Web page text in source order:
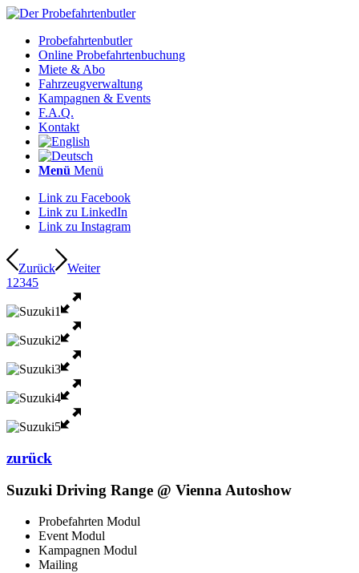
Probefahrtenbutler
Online Probefahrtenbuchung
Miete & Abo
Fahrzeugverwaltung
Kampagnen & Events
F.A.Q.
Kontakt
Menü Menü
Link zu Facebook
Link zu LinkedIn
Link zu Instagram
Zurück
Weiter
1 2345
zurück
Suzuki Driving Range @ Vienna Autoshow
Probefahrten Modul
Event Modul
Kampagnen Modul
Mailing